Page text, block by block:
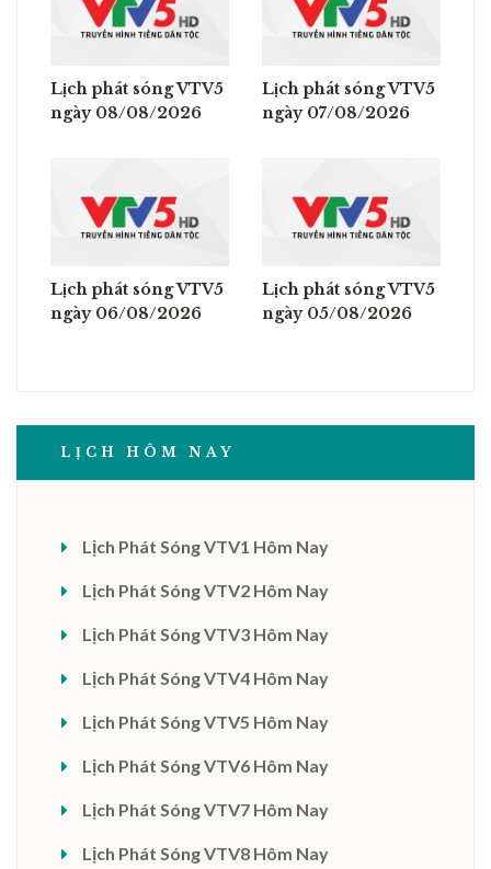
Lịch phát sóng VTV5
ngày 08/08/2026
Lịch phát sóng VTV5
ngày 07/08/2026
Lịch phát sóng VTV5
ngày 06/08/2026
Lịch phát sóng VTV5
ngày 05/08/2026
LỊCH HÔM NAY
Lịch Phát Sóng VTV1 Hôm Nay
Lịch Phát Sóng VTV2 Hôm Nay
Lịch Phát Sóng VTV3 Hôm Nay
Lịch Phát Sóng VTV4 Hôm Nay
Lịch Phát Sóng VTV5 Hôm Nay
Lịch Phát Sóng VTV6 Hôm Nay
Lịch Phát Sóng VTV7 Hôm Nay
Lịch Phát Sóng VTV8 Hôm Nay